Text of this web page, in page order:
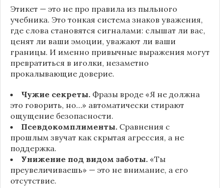
Этикет — это не про правила из пыльного
учебника. Это тонкая система знаков уважения,
где слова становятся сигналами: слышат ли вас,
ценят ли ваши эмоции, уважают ли ваши
границы. И именно привычные выражения могут
превратиться в иголки, незаметно
прокалывающие доверие.
Чужие секреты. Фразы вроде «Я не должна
это говорить, но…» автоматически стирают
ощущение безопасности.
Псевдокомплименты. Сравнения с
прошлым звучат как скрытая агрессия, а не
поддержка.
Унижение под видом заботы. «Ты
преувеличиваешь» — это не внимание, а его
отсутствие.